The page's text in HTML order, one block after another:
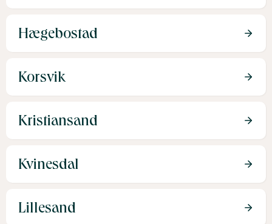
Hægebostad
Korsvik
Kristiansand
Kvinesdal
Lillesand